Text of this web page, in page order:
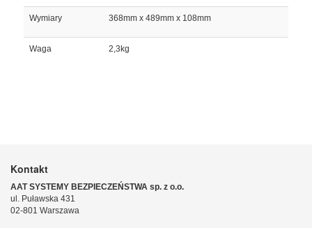
Wymiary 368mm x 489mm x 108mm
Waga 2,3kg
Kontakt
AAT SYSTEMY BEZPIECZEŃSTWA sp. z o.o.
ul. Puławska 431
02-801 Warszawa